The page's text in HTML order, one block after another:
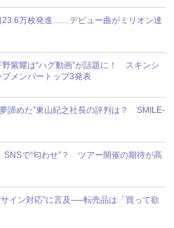
23.6万枚発進……デビュー曲がミリオン達
野紫耀は“ハグ動画”が話題に！ スキンシ
メンバートップ3発表
諦めた”東山紀之社長の評判は？ SMILE-
SNSで“匂わせ”？ ツアー開催の期待が高
イン対応”に言及──転売品は「買って欲